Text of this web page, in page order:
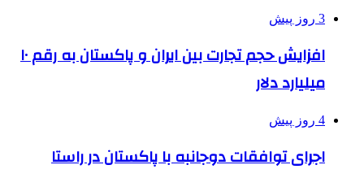
3 روز پیش
افزایش حجم تجارت بین ایران و پاکستان به رقم ۱۰
میلیارد دلار
4 روز پیش
اجرای توافقات دوجانبه با پاکستان در راستا